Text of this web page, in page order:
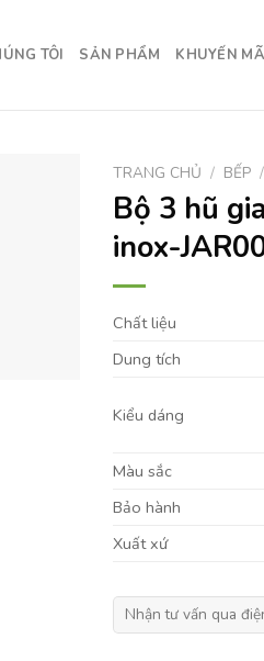
TÔI SẢN PHẨM KHUYẾN
TRANG CHỦ / BẾP /
Bộ 3 hũ
inox-
Chất liệu
Dung tích
Kiểu dáng
Màu sắc
Bảo hành
Xuất xứ